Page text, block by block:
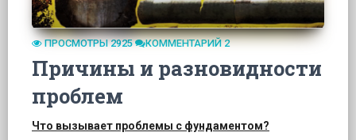
ПРОСМОТРЫ 2925 КОММЕНТАРИЙ 2
Причины и разновидности
проблем
Что вызывает проблемы с фундаментом?